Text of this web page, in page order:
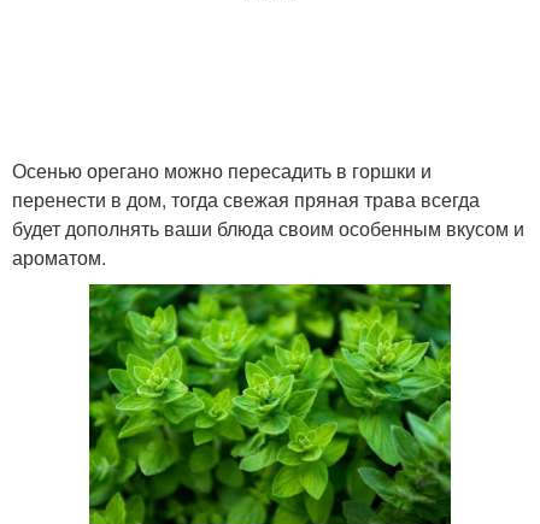
Осенью орегано можно пересадить в горшки и
перенести в дом, тогда свежая пряная трава всегда
будет дополнять ваши блюда своим особенным вкусом и
ароматом.